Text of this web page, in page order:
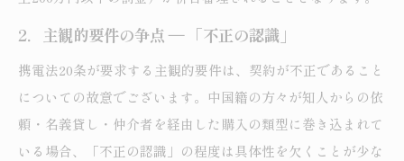
2．主観的要件の争点 ― 「不正の認識」
携電法20条が要求する主観的要件は、契約が不正であること
についての故意でございます。中国籍の方々が知人からの依
頼・名義貸し・仲介者を経由した購入の類型に巻き込まれて
いる場合、「不正の認識」の程度は具体性を欠くことが少な